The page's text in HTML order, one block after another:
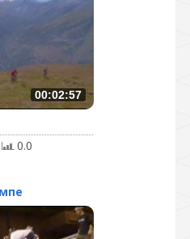
00:02:57
0.0